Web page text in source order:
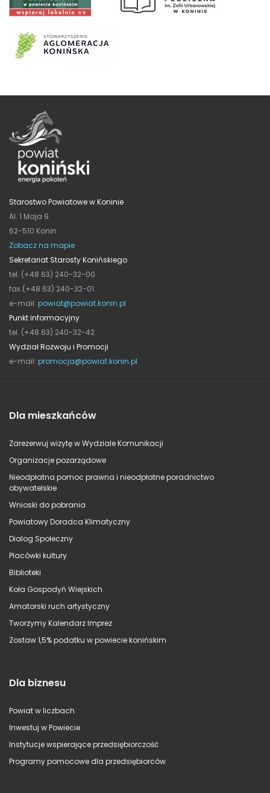
Starostwo Powiatowe w Koninie
Al. 1 Maja 9
62-510 Konin
Zobacz na mapie
Sekretariat Starosty Konińskiego
tel. (+48 63) 240-32-00
fax (+48 63) 240-32-01
e-mail: powiat@powiat.konin.pl
Punkt informacyjny
tel. (+48 63) 240-32-42
Wydział Rozwoju i Promocji
e-mail: promocja@powiat.konin.pl
Dla mieszkańców
Zarezerwuj wizytę w Wydziale Komunikacji
Organizacje pozarządowe
Nieodpłatna pomoc prawna i nieodpłatne poradnictwo
obywatelskie
Wnioski do pobrania
Powiatowy Doradca Klimatyczny
Dialog Społeczny
Placówki kultury
Biblioteki
Koła Gospodyń Wiejskich
Amatorski ruch artystyczny
Tworzymy Kalendarz Imprez
Zostaw 1,5% podatku w powiecie konińskim
Dla biznesu
Powiat w liczbach
Inwestuj w Powiecie
Instytucje wspierające przedsiębiorczość
Programy pomocowe dla przedsiębiorców